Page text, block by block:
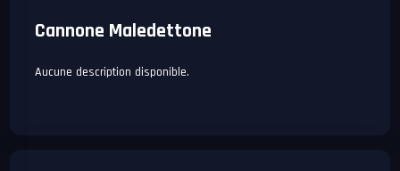
Cannone Maledettone
Aucune description disponible.